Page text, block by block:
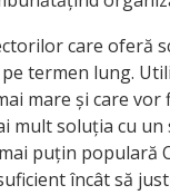
care oferă
termen lung.
mare și care
mult soluția cu
puțin populară
încât să